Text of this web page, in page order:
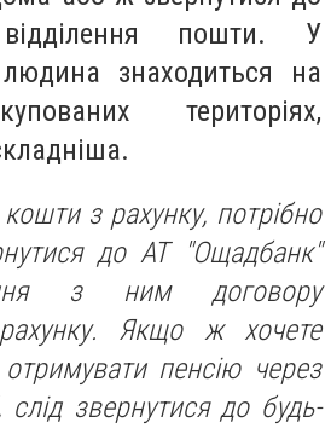
пошти. У
знаходиться на
територіях,
з рахунку, потрібно
до АТ "Ощадбанк"
з ним договору
рахунку. Якщо ж хочете
пенсію через
звернутися до будь-